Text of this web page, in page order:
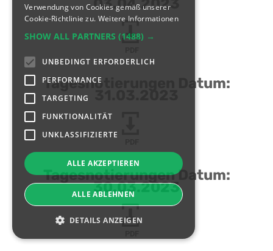
03.04.2023
Tagesnotierungen Datum:
Tagesnotierungen Datum:
30.03.2023
Verwendung von Cookies gemäß unserer
Cookie-Richtlinie zu. Weitere Informationen
SHOW ALL PARTNERS (1488) →
UNBEDINGT ERFORDERLICH
PERFORMANCE
TARGETING
FUNKTIONALITÄT
UNKLASSIFIZIERTE
ALLE AKZEPTIEREN
ALLE ABLEHNEN
DETAILS ANZEIGEN